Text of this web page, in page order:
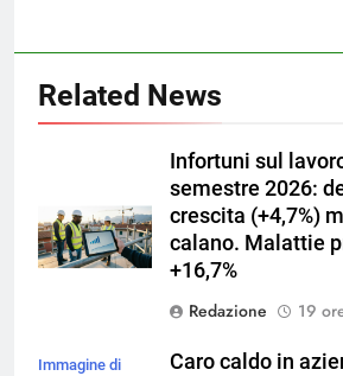
Related News
Infortuni sul
semestre 2026:
crescita (+4,7%)
calano. Malattie
+16,7%
Redazione
19
Immagine di
Caro caldo in